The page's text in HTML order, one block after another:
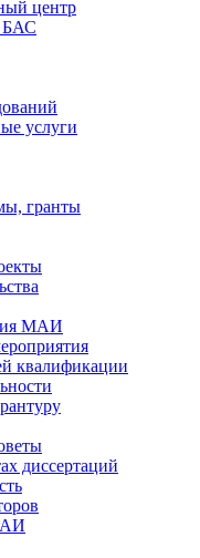
центр
БАС
услуги
гранты
МАИ
квалификации
диссертаций